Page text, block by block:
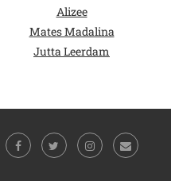
Alizee
Mates Madalina
Jutta Leerdam